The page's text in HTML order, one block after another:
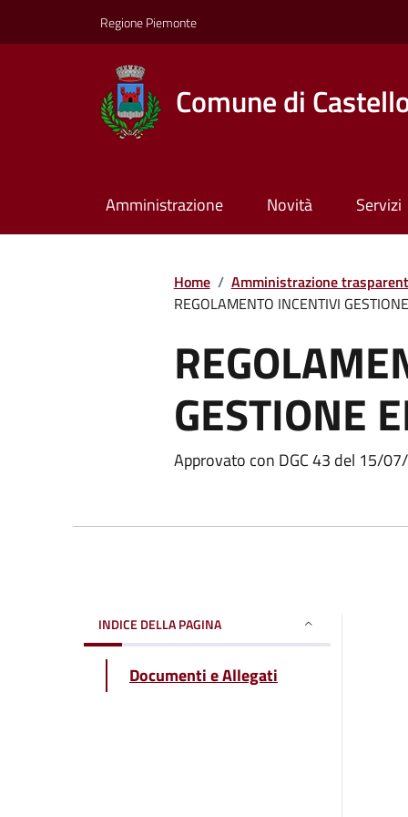
Regione Piemonte
Comune di
Amministrazione Novità Servizi
Home / Amministrazione
REGOLAMENTO INCENTIVI
GESTIONE
Approvato con DGC 43 del 15/
INDICE DELLA PAGINA
Documenti e Allegati